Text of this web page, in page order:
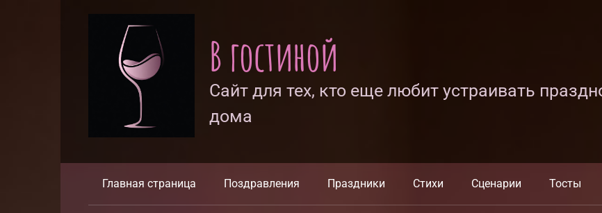
В гостиной
Сайт для тех, кто еще любит устраивать
дома
Главная страница Поздравления Праздники Стихи Сценарии Тосты